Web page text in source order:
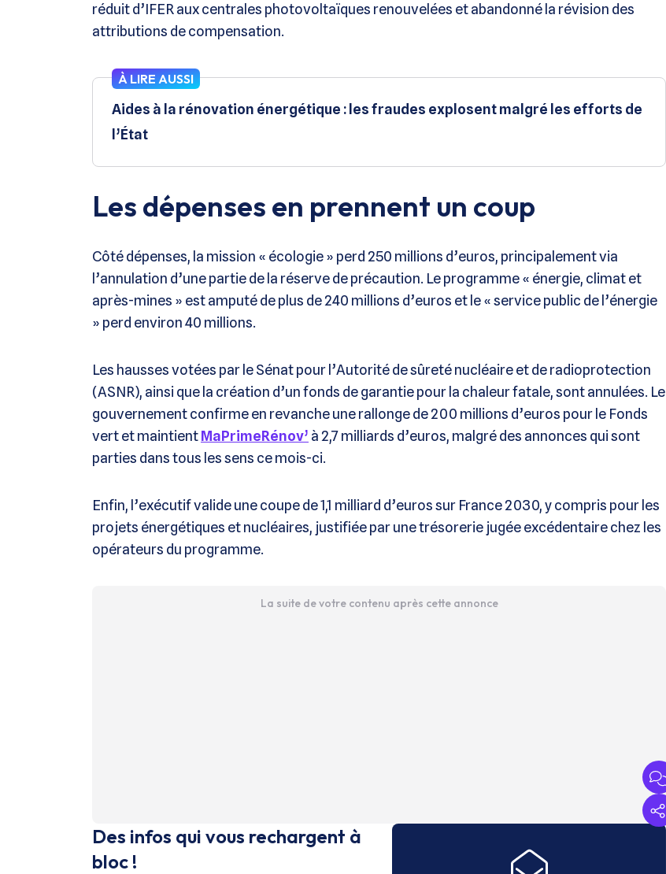
réduit d’IFER aux centrales photovoltaïques renouvelées et abandonné la révision des
attributions de compensation.
À LIRE AUSSI
Aides à la rénovation énergétique : les fraudes explosent malgré les efforts de
l’État
Les dépenses en prennent un coup
Côté dépenses, la mission « écologie » perd 250 millions d’euros, principalement via
l’annulation d’une partie de la réserve de précaution. Le programme « énergie, climat et
après-mines » est amputé de plus de 240 millions d’euros et le « service public de l’énergie
» perd environ 40 millions.
Les hausses votées par le Sénat pour l’Autorité de sûreté nucléaire et de radioprotection
(ASNR), ainsi que la création d’un fonds de garantie pour la chaleur fatale, sont annulées. Le
gouvernement confirme en revanche une rallonge de 200 millions d’euros pour le Fonds
vert et maintientMaPrimeRénov’ à 2,7 milliards d’euros, malgré des annonces qui sont
parties dans tous les sens ce mois-ci.
Enfin, l’exécutif valide une coupe de 1,1 milliard d’euros sur France 2030, y compris pour les
projets énergétiques et nucléaires, justifiée par une trésorerie jugée excédentaire chez les
opérateurs du programme.
La suite de votre contenu après cette annonce
Des infos qui vous rechargent à
bloc !